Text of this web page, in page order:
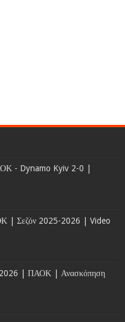
- Dynamo Kyiv 2-0 |
| Σεζόν 2025-2026 | Video
| ΠΑΟΚ | Ανασκόπηση